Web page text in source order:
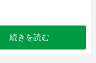
続きを読む